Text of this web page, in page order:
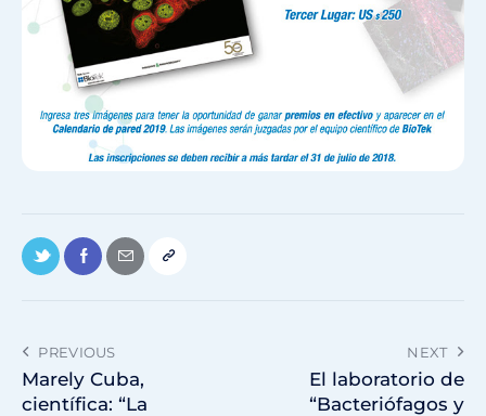
PREVIOUS
Marely Cuba,
científica: “La
NEXT
El laboratorio de
“Bacteriófagos y